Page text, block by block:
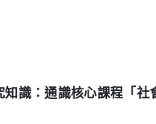
知識：通識核心課程「社